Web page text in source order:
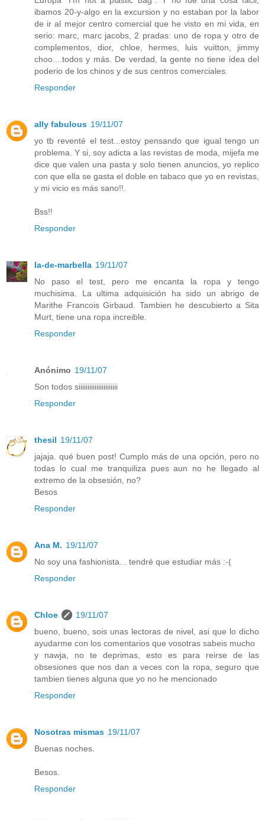
ibamos 20-y-algo en la excursion y no estaban por la labor
de ir al mejor centro comercial que he visto en mi vida, en
serio: marc, marc jacobs, 2 pradas: uno de ropa y otro de
complementos, dior, chloe, hermes, luis vuitton, jimmy
choo....todos y más. De verdad, la gente no tiene idea del
poderio de los chinos y de sus centros comerciales.
Responder
ally fabulous 19/11/07
yo tb reventé el test...estoy pensando que igual tengo un
problema. Y si, soy adicta a las revistas de moda, mijefa me
dice que valen una pasta y solo tienen anuncios, yo replico
con que ella se gasta el doble en tabaco que yo en revistas,
y mi vicio es más sano!!.
Bss!!
Responder
la-de-marbella 19/11/07
No paso el test, pero me encanta la ropa y tengo
muchisima. La ultima adquisición ha sido un abrigo de
Marithe Francois Girbaud. Tambien he descubierto a Sita
Murt, tiene una ropa increible.
Responder
Anónimo 19/11/07
Son todos siiiiiiiiiiiiiiiiiiiiii
Responder
thesil 19/11/07
jajaja. qué buen post! Cumplo más de una opción, pero no
todas lo cual me tranquiliza pues aun no he llegado al
extremo de la obsesión, no?
Besos
Responder
Ana M. 19/11/07
No soy una fashionista... tendré que estudiar más :-(
Responder
Chloe
19/11/07
bueno, bueno, sois unas lectoras de nivel, asi que lo dicho
ayudarme con los comentarios que vosotras sabeis mucho
y nawja, no te deprimas, esto es para reirse de las
obsesiones que nos dan a veces con la ropa, seguro que
tambien tienes alguna que yo no he mencionado
Responder
Nosotras mismas 19/11/07
Buenas noches.
Besos.
Responder